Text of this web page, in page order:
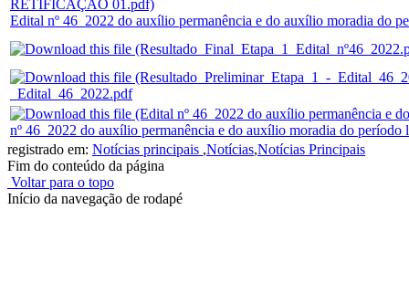
Edital nº 46_2022 do auxílio permanência e do auxílio moradia do
_Edital_46_2022.pdf
nº 46_2022 do auxílio permanência e do auxílio moradia do período
registrado em: Notícias principais ,Notícias,Notícias Principais
Fim do conteúdo da página
Voltar para o topo
Início da navegação de rodapé